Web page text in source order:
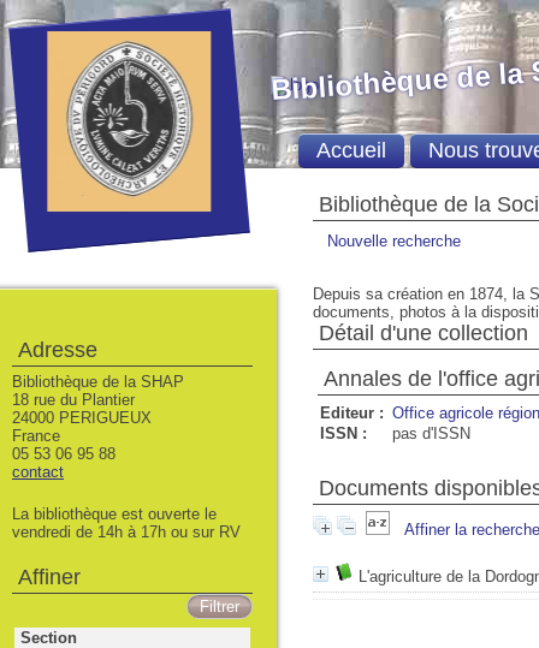
Bibliothèque de la
Nouvelle recherche
Depuis sa création en 1874, la
documents, photos à la
Détail d'une collection
Annales de l'office
Editeur : Office agricole
ISSN :
pas d'ISSN
Documents
Affiner la recherche
L'agriculture de la
Bibliothèque de la
Accueil Nous
Adresse
Bibliothèque de la SHAP
18 rue du Plantier
24000 PERIGUEUX
France
05 53 06 95 88
contact
La bibliothèque est ouverte le
vendredi de 14h à 17h ou sur RV
Affiner
Section